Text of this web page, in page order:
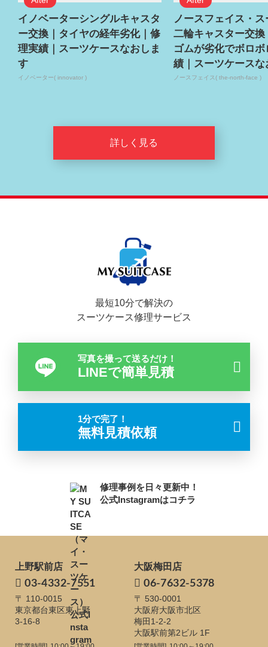
イノベーターシングルキャスタ
ー交換｜タイヤの経年劣化｜修
理実績｜スーツケースなおしま
す
イノベーター( innovator )
ノースフェイス・
二輪キャスター交換
ゴムが劣化でボロ
績｜スーツケースな
ノースフェイス( the-north-face )
詳しく見る
最短10分で解決の
スーツケース修理サービス
写真を撮って送るだけ！
LINEで簡単見積
1分で完了！
無料見積依頼
修理事例を日々更新中！
公式Instagramはコチラ
上野駅前店
03-4332-7551
〒 110-0015
東京都台東区東上野
3-16-8
大阪梅田店
06-7632-5378
〒 530-0001
大阪府大阪市北区
梅田1-2-2
大阪駅前第2ビル 1F